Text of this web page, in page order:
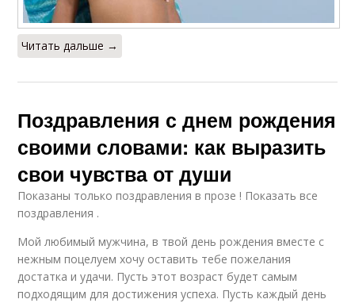
Читать дальше →
Поздравления с днем рождения
своими словами: как выразить
свои чувства от души
Показаны только поздравления в прозе ! Показать все
поздравления .
Мой любимый мужчина, в твой день рождения вместе с
нежным поцелуем хочу оставить тебе пожелания
достатка и удачи. Пусть этот возраст будет самым
подходящим для достижения успеха. Пусть каждый день